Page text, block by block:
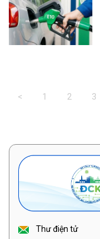
< 1 2 3
Thư điện tử